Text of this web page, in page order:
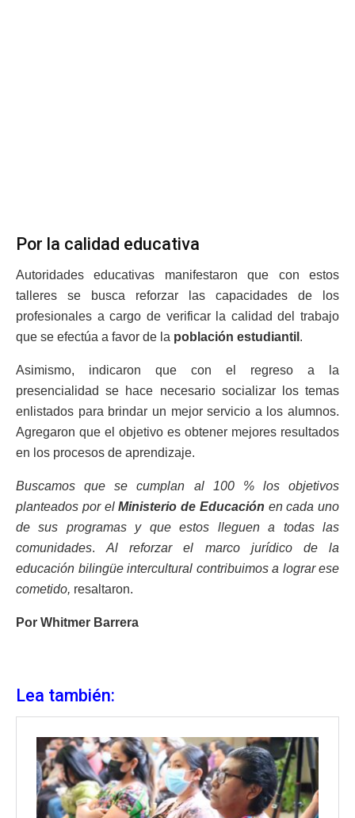
Por la calidad educativa
Autoridades educativas manifestaron que con estos
talleres se busca reforzar las capacidades de los
profesionales a cargo de verificar la calidad del trabajo
que se efectúa a favor de la población estudiantil .
Asimismo, indicaron que con el regreso a la
presencialidad se hace necesario socializar los temas
enlistados para brindar un mejor servicio a los alumnos.
Agregaron que el objetivo es obtener mejores resultados
en los procesos de aprendizaje.
Buscamos que se cumplan al 100 % los objetivos
planteados por elMinisterio de Educación en cada uno
de sus programas y que estos lleguen a todas las
comunidades.Al reforzar el marco jurídico de la
educación bilingüe intercultural contribuimos a lograr ese
cometido, resaltaron.
Por Whitmer Barrera
Lea también: